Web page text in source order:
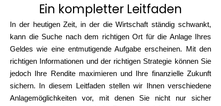
Markengalerie
Markenauswahl
Ein kompletter Leitfaden
In der heutigen Zeit, in der die Wirtschaft ständig schwankt,
kann die Suche nach dem richtigen Ort für die Anlage Ihres
Geldes wie eine entmutigende Aufgabe erscheinen. Mit den
richtigen Informationen und der richtigen Strategie können Sie
jedoch Ihre Rendite maximieren und Ihre finanzielle Zukunft
sichern. In diesem Leitfaden stellen wir Ihnen verschiedene
Anlagemöglichkeiten vor, mit denen Sie nicht nur sicher